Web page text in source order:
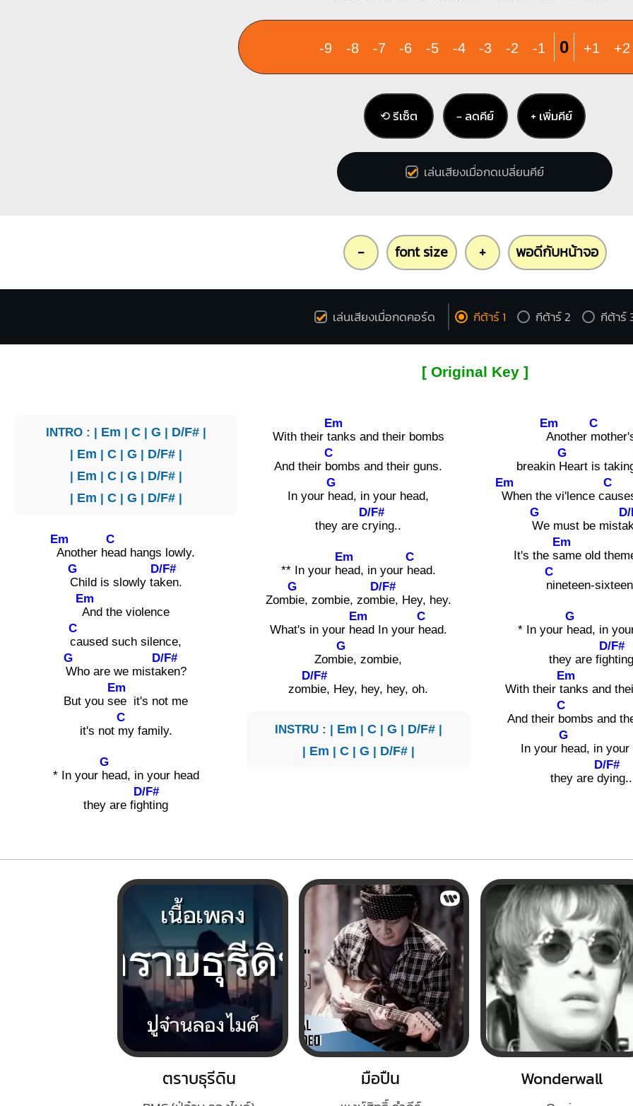
-9 -8 -7 -6 -5 -4 -3 -2 -1 0 +1 +2
⟲ รีเซ็ต − ลดคีย์ + เพิ่มคีย์
เล่นเสียงเมื่อกดเปลี่ยนคีย์
- font size + พอดีกับหน้าจอ
เล่นเสียงเมื่อกดคอร์ด กีต้าร์ 1 กีต้าร์ 2 กีต้าร์
[ Original Key ]
INTRO : | Em | C| G | D/F#|
| Em | C| G | D/F#|
| Em | C| G | D/F#|
| Em | C| G | D/F#|
Em
Another h
C
ead hangs lowly.
G
Child is slowly ta
D/F#
ken.
Em
And the violence
C
caused such silence,
G
Who are we mista
D/F#
ken?
But you s
Em
ee it's not me
it's not
C
my family.
* In your
G
head, in your head
they are fig
D/F#
hting
With their t
Em
anks and their bombs
And their
C
bombs and their guns.
In your
G
head, in your head,
they are c
D/F#
rying..
** In your h
Em
ead, in your
C
head.
Zom
G
bie, zombie, zom
D/F#
bie, Hey, hey.
What's in your h
Em
ead In your
C
head.
Zom
G
bie, zombie,
zom
D/F#
bie, Hey, hey, hey, oh.
INSTRU : | Em | C| G | D/F#|
| Em | C| G | D/F#|
Em
Another
C
breakin
G
Heart is
Em
When the vi'lence c
C
G
We must be mista
It's the s
Em
ame old
C
nineteen-
* In your
G
head, in
they are fig
D/F#
hting
With their t
Em
anks and
And their
C
bombs and
In your
G
head, in your
they are d
D/F#
ying..
ตราบธุรีดิน มือปืน Wonderwall